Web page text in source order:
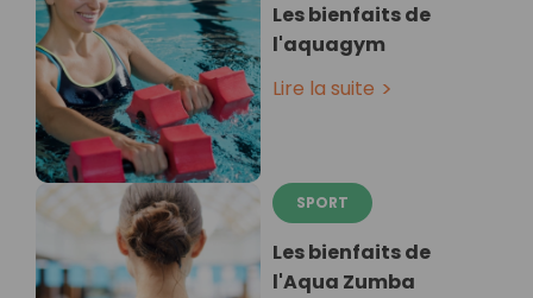
Les bienfaits de
l'aquagym
Lire la suite
SPORT
Les bienfaits de
l'Aqua Zumba